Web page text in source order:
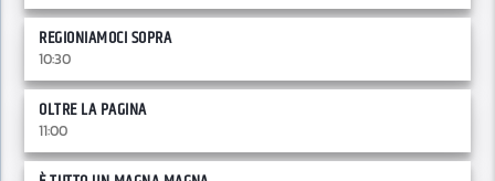
REGIONIAMOCI SOPRA
10:30
OLTRE LA PAGINA
11:00